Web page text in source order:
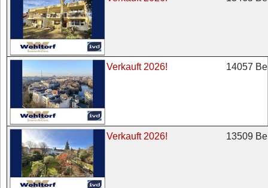
Verkauft 2026! 14057
Verkauft 2026! 13509